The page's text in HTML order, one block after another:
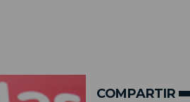
COMPARTIR